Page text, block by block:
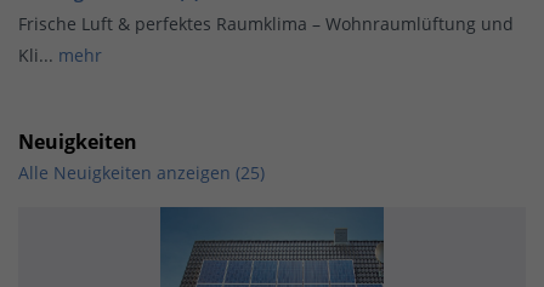
Frische Luft & perfektes Raumklima – Wohnraumlüftung und
Kli... mehr
Neuigkeiten
Alle Neuigkeiten anzeigen (25)